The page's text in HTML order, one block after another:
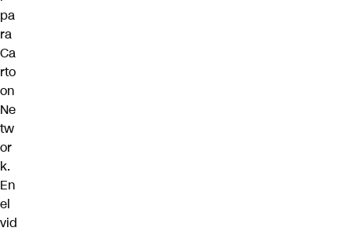
pa
ra
Ca
rto
on
Ne
tw
or
k.
En
el
vid